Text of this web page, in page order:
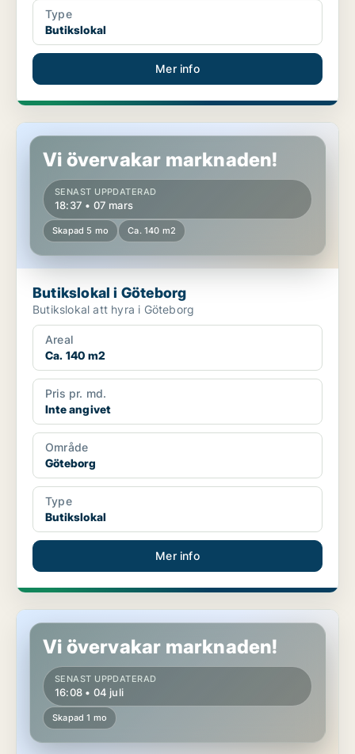
Type
Butikslokal
Mer info
Butikslokal i Göteborg
Vi övervakar marknaden!
SENAST UPPDATERAD
18:37 • 07 mars
Skapad 5 mo Ca. 140 m2
Butikslokal i Göteborg
Butikslokal att hyra i Göteborg
Areal
Ca. 140 m2
Pris pr. md.
Inte angivet
Område
Göteborg
Type
Butikslokal
Mer info
Butikslokal i Göteborg
Vi övervakar marknaden!
SENAST UPPDATERAD
16:08 • 04 juli
Skapad 1 mo